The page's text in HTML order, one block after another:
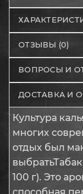
ОТЗЫВЫ (0)
ВОПРОСЫ И
ДОСТАВКА И
Культура
многих
отдых был
100 г). Это
способная